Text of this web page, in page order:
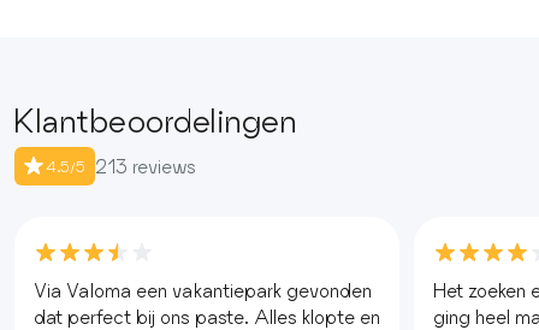
Klantbeoordelingen
4.5/5 213 reviews
Via Valoma een vakantiepark gevonden
dat perfect bij ons paste. Alles klopte en
Het zoeken
ging heel